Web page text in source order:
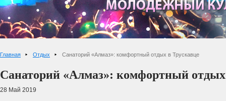
Главная Отдых Санаторий «Алмаз»: комфортный отдых в Трускавце
Санаторий «Алмаз»: комфортный отдых
28 Май 2019